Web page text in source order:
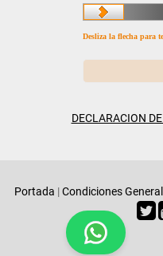
Desliza la flecha para
DECLARACION
Portada |Condiciones